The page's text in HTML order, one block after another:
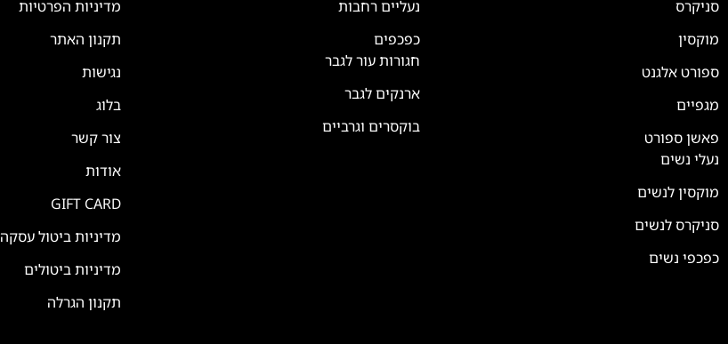
סניקרס
מוקסין
ספורט אלגנט
מגפיים
פאשן ספורט
נעלי נשים
מוקסין לנשים
סניקרס לנשים
כפכפי נשים
נעליים רחבות
כפכפים
חגורות עור לגבר
ארנקים לגבר
בוקסרים וגרביים
מדיניות הפרטיות
תקנון האתר
נגישות
בלוג
צור קשר
אודות
GIFT CARD
מדיניות ביטול עסקה
מדיניות ביטולים
תקנון הגרלה
💬